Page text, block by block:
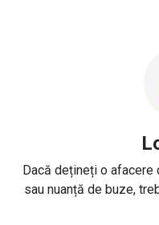
Dacă dețineți o afacere
sau nuanță de buze,